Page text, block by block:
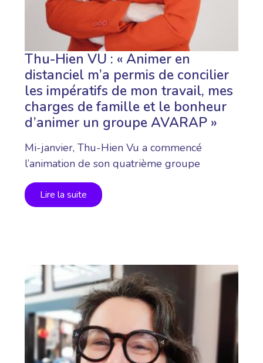
Thu-Hien VU : « Animer en
distanciel m’a permis de concilier
les impératifs de mon travail, mes
charges de famille et le bonheur
d’animer un groupe AVARAP »
Mi-janvier, Thu-Hien Vu a commencé
l’animation de son quatrième groupe
AVARAP. En…
Lire la suite